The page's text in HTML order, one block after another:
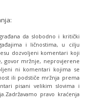
da slobodno i kritički
i ličnostima, u cilju
dozvoljeni komentari koji
govor mržnje, neprovjerene
ni komentari kojima se
ili podstiče mržnja prema
pisani velikim slovima i
pravo kraćenja